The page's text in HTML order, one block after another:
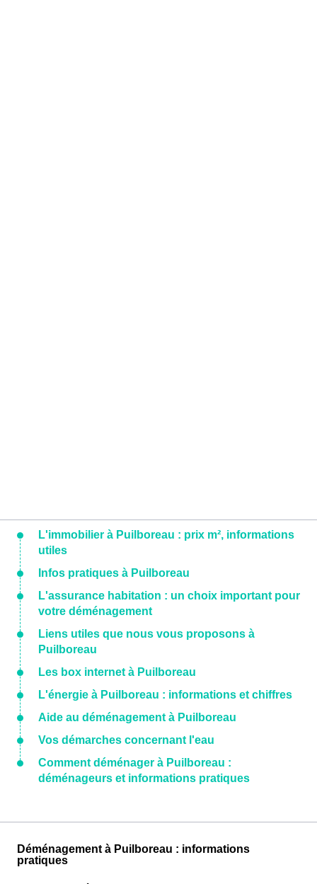
L'immobilier à Puilboreau : prix m², informations
utiles
Infos pratiques à Puilboreau
L'assurance habitation : un choix important pour
votre déménagement
Liens utiles que nous vous proposons à
Puilboreau
Les box internet à Puilboreau
L'énergie à Puilboreau : informations et chiffres
Aide au déménagement à Puilboreau
Vos démarches concernant l'eau
Comment déménager à Puilboreau :
déménageurs et informations pratiques
Déménagement à Puilboreau : informations
pratiques